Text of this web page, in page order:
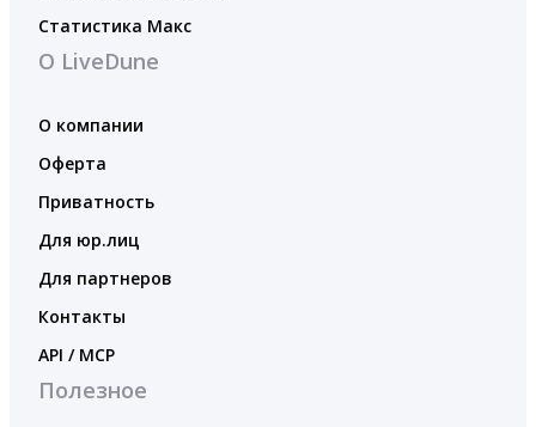
Статистика Макс
О LiveDune
О компании
Оферта
Приватность
Для юр.лиц
Для партнеров
Контакты
API / MCP
Полезное